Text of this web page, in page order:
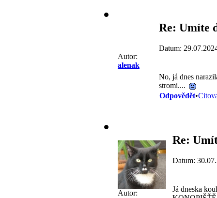
Autor:
alenak
Re: Umíte
Datum:
No, já dnes
stromi....
Odpovědět•
Autor:
Re:
Datum:
Já dneska